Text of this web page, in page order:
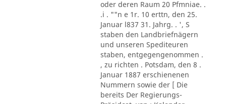
oder deren Raum 20 Pfmniae. .
.i . ""n e 1r. 10 erttn, den 25.
Januar l837 31. Jahrg. . ', S
staben den Landbriefnägern
und unseren Spediteuren
staben, entgegengenommen .
, zu richten . Potsdam, den 8 .
Januar 1887 erschienenen
Nummern sowie der [ Die
bereits Der Regierungs-